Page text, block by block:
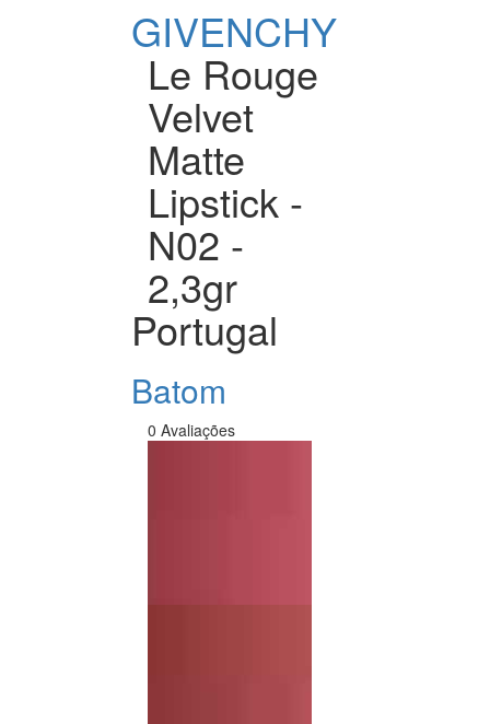
GIVENCHY
Le Rouge
Velvet
Matte
Lipstick -
N02 -
2,3gr
Portugal
Batom
0 Avaliações